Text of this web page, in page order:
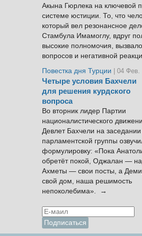
Акына Гюрлека на ключевой
системе юстиции. То, что
который вел резонансное
Стамбула Имамоглу, вдруг
высокие полномочия,
вопросов и негативной
Повестка дня Турции
| 04 Фев.
Четыре условия Бахчели
для решения курдского
вопроса
Во вторник лидер Партии
националистического
Девлет Бахчели на заседании
парламентской группы
формулировку: «Пока
обретёт покой, Оджалан —
Ахметы — свои посты, а
свой дом, наша решимость
непоколебима». →